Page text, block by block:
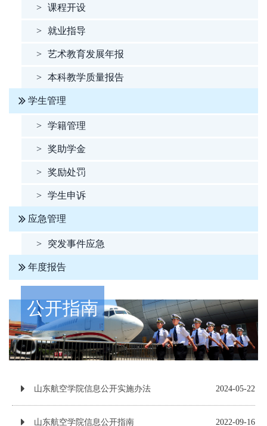
> 课程开设
> 就业指导
> 艺术教育发展年报
> 本科教学质量报告
学生管理
> 学籍管理
> 奖助学金
> 奖励处罚
> 学生申诉
应急管理
> 突发事件应急
年度报告
公开指南
山东航空学院信息公开实施办法 2024-05-22
山东航空学院信息公开指南 2022-09-16